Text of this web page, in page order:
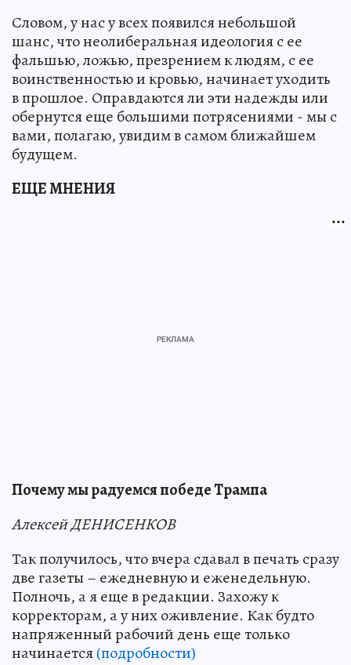
Словом, у нас у всех появился небольшой
шанс, что неолиберальная идеология с ее
фальшью, ложью, презрением к людям, с ее
воинственностью и кровью, начинает уходить
в прошлое. Оправдаются ли эти надежды или
обернутся еще большими потрясениями - мы с
вами, полагаю, увидим в самом ближайшем
будущем.
ЕЩЕ МНЕНИЯ
Почему мы радуемся победе Трампа
Алексей ДЕНИСЕНКОВ
Так получилось, что вчера сдавал в печать сразу
две газеты – ежедневную и еженедельную.
Полночь, а я еще в редакции. Захожу к
корректорам, а у них оживление. Как будто
напряженный рабочий день еще только
начинается(подробности)